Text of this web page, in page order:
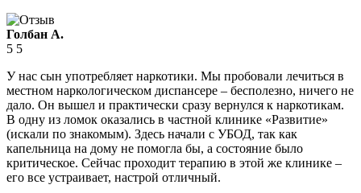
Голбан А.
5 5
У нас сын употребляет наркотики. Мы пробовали лечиться в
местном наркологическом диспансере – бесполезно, ничего не
дало. Он вышел и практически сразу вернулся к наркотикам.
В одну из ломок оказались в частной клинике «Развитие»
(искали по знакомым). Здесь начали с УБОД, так как
капельница на дому не помогла бы, а состояние было
критическое. Сейчас проходит терапию в этой же клинике –
его все устраивает, настрой отличный.